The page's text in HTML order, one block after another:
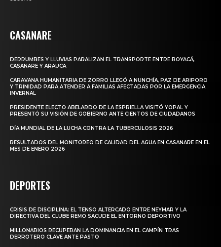
CASANARE
DERRUMBES Y LLUVIAS PARALIZAN EL TRANSPORTE ENTRE BOYACÁ,
CASANARE Y ARAUCA
CARAVANA HUMANITARIA DE ZORRO LLEGÓ A NUNCHÍA, PAZ DE ARIPORO
Y TRINIDAD PARA ATENDER A FAMILIAS AFECTADAS POR LA EMERGENCIA
INVERNAL
PRESIDENTE ELECTO ABELARDO DE LA ESPRIELLA VISITÓ YOPAL Y
PRESENTÓ SU VISIÓN DE GOBIERNO ANTE CIENTOS DE CIUDADANOS
DÍA MUNDIAL DE LA LUCHA CONTRA LA TUBERCULOSIS 2026
RESULTADOS DEL MONITOREO DE CALIDAD DEL AGUA EN CASANARE EN EL
MES DE ENERO 2026
DEPORTES
CRISIS DE DISCIPLINA: EL TENSO ALTERCADO ENTRE NEYMAR Y LA
DIRECTIVA DEL CLUBE REMO SACUDE EL ENTORNO DEPORTIVO
MILLONARIOS RECUPERAN LA DOMINANCIA EN EL CAMPÍN TRAS
DERROTERO CLAVE ANTE PASTO